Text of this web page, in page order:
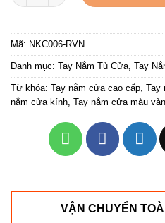
Mã: NKC006-RVN
Danh mục: Tay Nắm Tủ Cửa, Tay
Từ khóa: Tay nắm cửa cao cấp, Tay
nắm cửa kính, Tay nắm cửa màu
VẬN CHUYỂN